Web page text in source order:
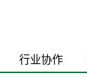
行业协作